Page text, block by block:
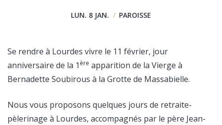
LUN. 8 JAN. / PAROISSE
Se rendre à Lourdes vivre le 11 février, jour
anniversaire de la 1 ère apparition de la Vierge à
Bernadette Soubirous à la Grotte de Massabielle.
Nous vous proposons quelques jours de retraite-
pèlerinage à Lourdes, accompagnés par le père Jean-